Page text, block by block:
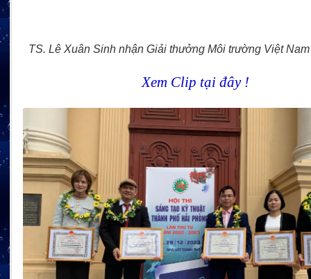
TS. Lê Xuân Sinh nhận Giải thưởng Môi trường Việt
Xem Clip tại đây !